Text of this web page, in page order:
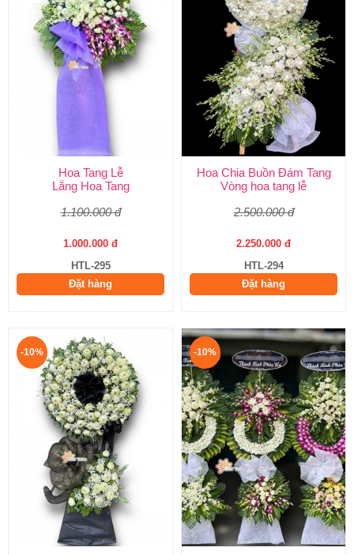
Hoa Tang Lễ
Lẵng Hoa Tang
1.100.000 đ
1.000.000 đ
HTL-295
Đặt hàng
Hoa Chia Buồn Đám Tang
Vòng hoa tang lễ
2.500.000 đ
2.250.000 đ
HTL-294
Đặt hàng
-10% -10%